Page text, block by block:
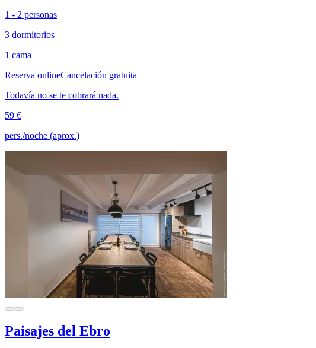
1 - 2 personas
3 dormitorios
1 cama
Reserva onlineCancelación gratuita
Todavía no se te cobrará nada.
59 €
pers./noche (aprox.)
Paisajes del Ebro